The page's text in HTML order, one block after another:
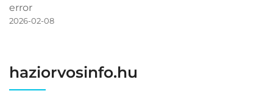
error
2026-02-08
haziorvosinfo.hu